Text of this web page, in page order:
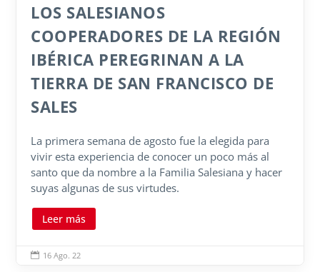
LOS SALESIANOS
COOPERADORES DE LA REGIÓN
IBÉRICA PEREGRINAN A LA
TIERRA DE SAN FRANCISCO DE
SALES
La primera semana de agosto fue la elegida para
vivir esta experiencia de conocer un poco más al
santo que da nombre a la Familia Salesiana y hacer
suyas algunas de sus virtudes.
Leer más
 16 Ago. 22